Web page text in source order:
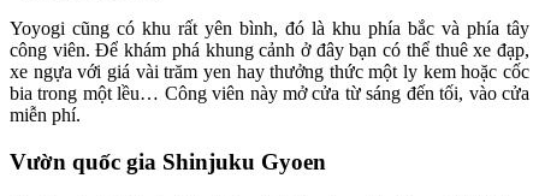
Yoyogi cũng có khu rất yên bình, đó là khu phía bắc và phía tây
công viên. Để khám phá khung cảnh ở đây bạn có thể thuê xe đạp,
xe ngựa với giá vài trăm yen hay thưởng thức một ly kem hoặc cốc
bia trong một lều… Công viên này mở cửa từ sáng đến tối, vào cửa
miễn phí.
Vườn quốc gia Shinjuku Gyoen